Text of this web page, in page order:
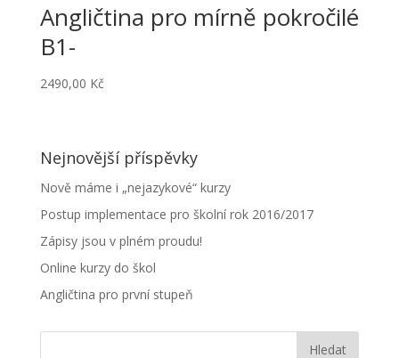
Angličtina pro mírně pokročilé
B1-
2490,00 Kč
Nejnovější příspěvky
Nově máme i „nejazykové“ kurzy
Postup implementace pro školní rok 2016/2017
Zápisy jsou v plném proudu!
Online kurzy do škol
Angličtina pro první stupeň